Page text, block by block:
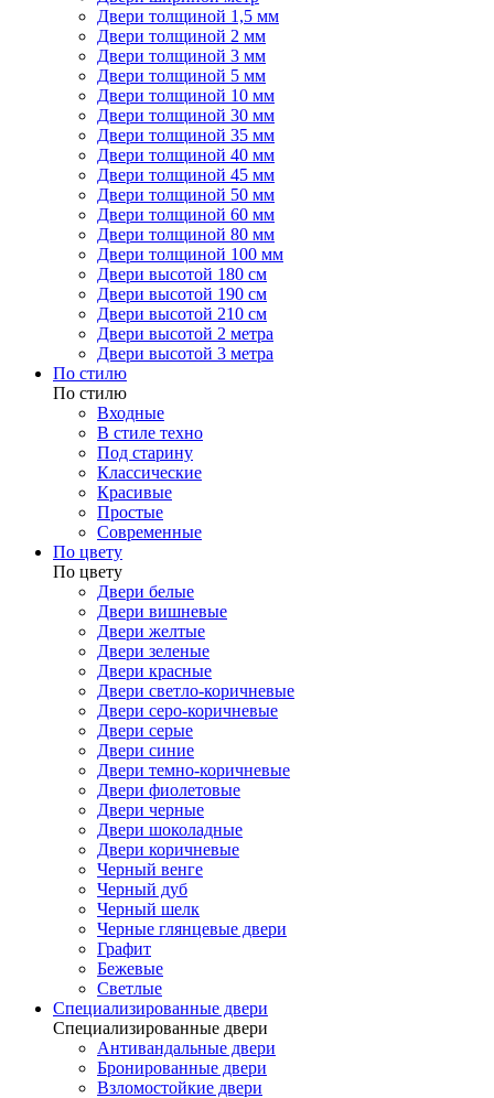
Двери толщиной 1,5 мм
Двери толщиной 2 мм
Двери толщиной 3 мм
Двери толщиной 5 мм
Двери толщиной 10 мм
Двери толщиной 30 мм
Двери толщиной 35 мм
Двери толщиной 40 мм
Двери толщиной 45 мм
Двери толщиной 50 мм
Двери толщиной 60 мм
Двери толщиной 80 мм
Двери толщиной 100 мм
Двери высотой 180 см
Двери высотой 190 см
Двери высотой 210 см
Двери высотой 2 метра
Двери высотой 3 метра
По стилю
По стилю
Входные
В стиле техно
Под старину
Классические
Красивые
Простые
Современные
По цвету
По цвету
Двери белые
Двери вишневые
Двери желтые
Двери зеленые
Двери красные
Двери светло-коричневые
Двери серо-коричневые
Двери серые
Двери синие
Двери темно-коричневые
Двери фиолетовые
Двери черные
Двери шоколадные
Двери коричневые
Черный венге
Черный дуб
Черный шелк
Черные глянцевые двери
Графит
Бежевые
Светлые
Специализированные двери
Специализированные двери
Антивандальные двери
Бронированные двери
Взломостойкие двери